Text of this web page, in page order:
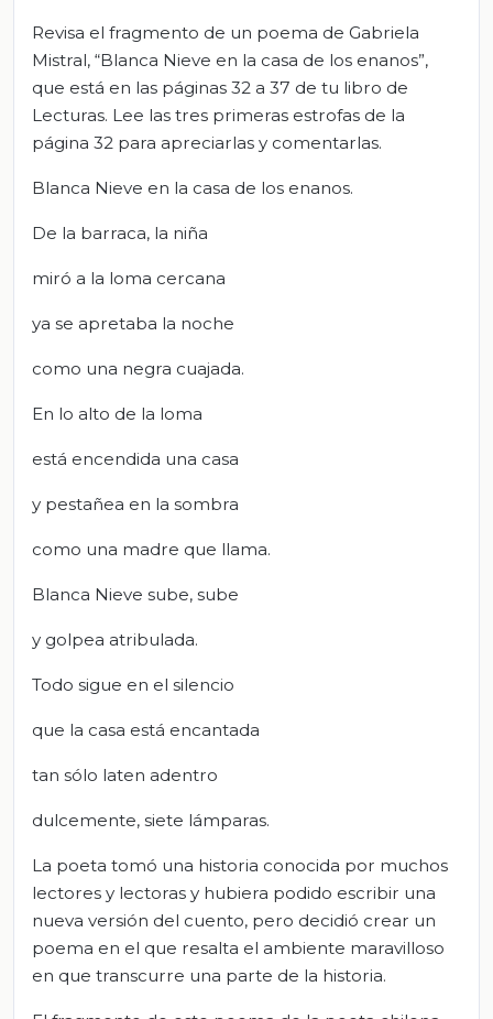
Revisa el fragmento de un poema de Gabriela
Mistral, “Blanca Nieve en la casa de los enanos”,
que está en las páginas 32 a 37 de tu libro de
Lecturas. Lee las tres primeras estrofas de la
página 32 para apreciarlas y comentarlas.
Blanca Nieve en la casa de los enanos.
De la barraca, la niña
miró a la loma cercana
ya se apretaba la noche
como una negra cuajada.
En lo alto de la loma
está encendida una casa
y pestañea en la sombra
como una madre que llama.
Blanca Nieve sube, sube
y golpea atribulada.
Todo sigue en el silencio
que la casa está encantada
tan sólo laten adentro
dulcemente, siete lámparas.
La poeta tomó una historia conocida por muchos
lectores y lectoras y hubiera podido escribir una
nueva versión del cuento, pero decidió crear un
poema en el que resalta el ambiente maravilloso
en que transcurre una parte de la historia.